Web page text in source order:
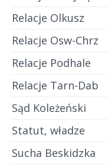
Relacje Olkusz
Relacje Osw-Chrz
Relacje Podhale
Relacje Tarn-Dab
Sąd Koleżeński
Statut, władze
Sucha Beskidzka